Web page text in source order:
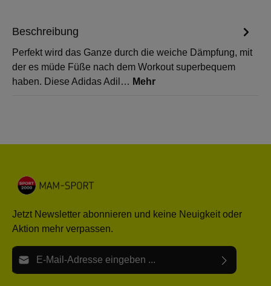
Beschreibung
Perfekt wird das Ganze durch die weiche Dämpfung, mit
der es müde Füße nach dem Workout superbequem
haben. Diese Adidas Adil… Mehr
Jetzt Newsletter abonnieren und keine Neuigkeit oder
Aktion mehr verpassen.
E-Mail-Adresse*